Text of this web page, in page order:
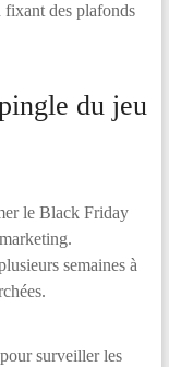
fixant des plafonds
du jeu
le Black Friday
semaines à
surveiller les